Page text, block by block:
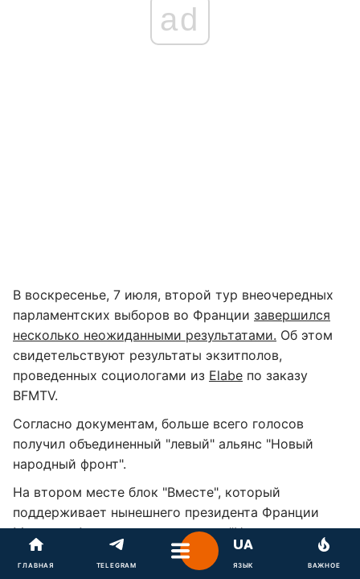
ad
В воскресенье, 7 июля, второй тур внеочередных
парламентских выборов во Франции завершился
несколько неожиданными результатами. Об этом
свидетельствуют результаты экзитполов,
проведенных социологами из Elabe по заказу
BFMTV.
Согласно документам, больше всего голосов
получил объединенный "левый" альянс "Новый
народный фронт".
На втором месте блок "Вместе", который
поддерживает нынешнего президента Франции
Макрона. А вот ультраправым из "Национального
объединения" (которым пророчили победу после
успеха в первом туре) занимают лишь третье
ГЛАВНАЯ TELEGRAM ЯЗЫК ВАЖНОЕ